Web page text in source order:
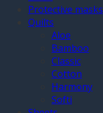
Protective masks
Quilts
Aloe
Bamboo
Classic
Cotton
Harmony
Softi